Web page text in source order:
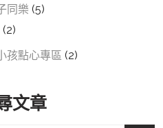
同樂 (5)
(2)
孩點心專區 (2)
文章